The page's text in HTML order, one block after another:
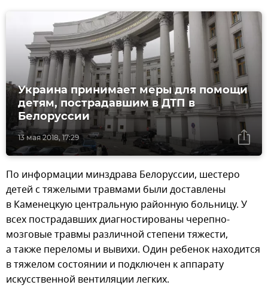
13 мая 2018, 17:29
Украина принимает меры для помощи
детям, пострадавшим в ДТП в
Белоруссии
По информации минздрава Белоруссии, шестеро
детей с тяжелыми травмами были доставлены
в Каменецкую центральную районную больницу. У
всех пострадавших диагностированы черепно-
мозговые травмы различной степени тяжести,
а также переломы и вывихи. Один ребенок находится
в тяжелом состоянии и подключен к аппарату
искусственной вентиляции легких.